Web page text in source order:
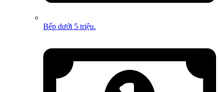
Bếp dưới 5 triệu.